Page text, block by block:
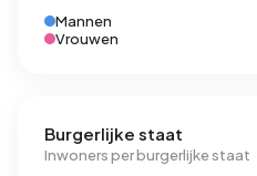
Mannen
Vrouwen
Burgerlijke staat
Inwoners per burgerlijke staat